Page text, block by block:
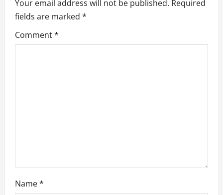
Your email address will not be published. Required
fields are marked *
Comment*
Name*